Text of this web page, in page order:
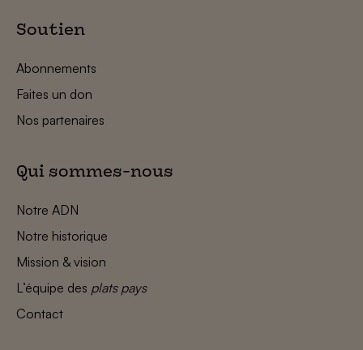
Soutien
Abonnements
Faites un don
Nos partenaires
Qui sommes-nous
Notre ADN
Notre historique
Mission & vision
L’équipe des plats pays
Contact